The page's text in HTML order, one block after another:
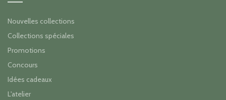
Nouvelles collections
Collections spéciales
Promotions
Concours
Idées cadeaux
L'atelier